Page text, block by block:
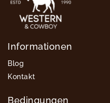
Informationen
Blog
Kontakt
Bedingungen